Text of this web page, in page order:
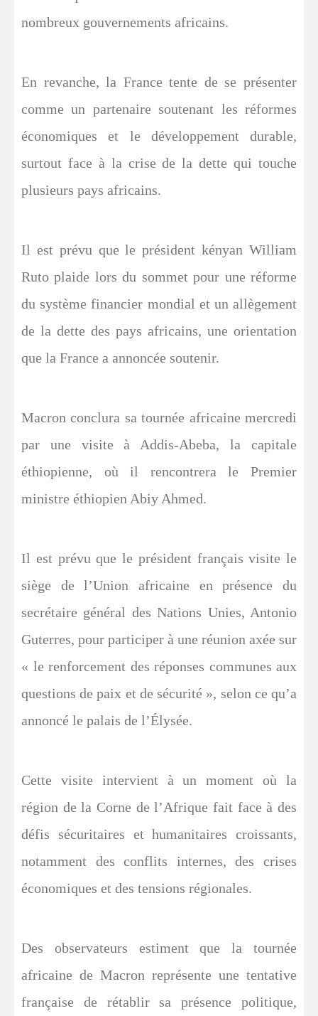
nombreux gouvernements africains.
En revanche, la France tente de se présenter
comme un partenaire soutenant les réformes
économiques et le développement durable,
surtout face à la crise de la dette qui touche
plusieurs pays africains.
Il est prévu que le président kényan William
Ruto plaide lors du sommet pour une réforme
du système financier mondial et un allègement
de la dette des pays africains, une orientation
que la France a annoncée soutenir.
Macron conclura sa tournée africaine mercredi
par une visite à Addis-Abeba, la capitale
éthiopienne, où il rencontrera le Premier
ministre éthiopien Abiy Ahmed.
Il est prévu que le président français visite le
siège de l’Union africaine en présence du
secrétaire général des Nations Unies, Antonio
Guterres, pour participer à une réunion axée sur
« le renforcement des réponses communes aux
questions de paix et de sécurité », selon ce qu’a
annoncé le palais de l’Élysée.
Cette visite intervient à un moment où la
région de la Corne de l’Afrique fait face à des
défis sécuritaires et humanitaires croissants,
notamment des conflits internes, des crises
économiques et des tensions régionales.
Des observateurs estiment que la tournée
africaine de Macron représente une tentative
française de rétablir sa présence politique,